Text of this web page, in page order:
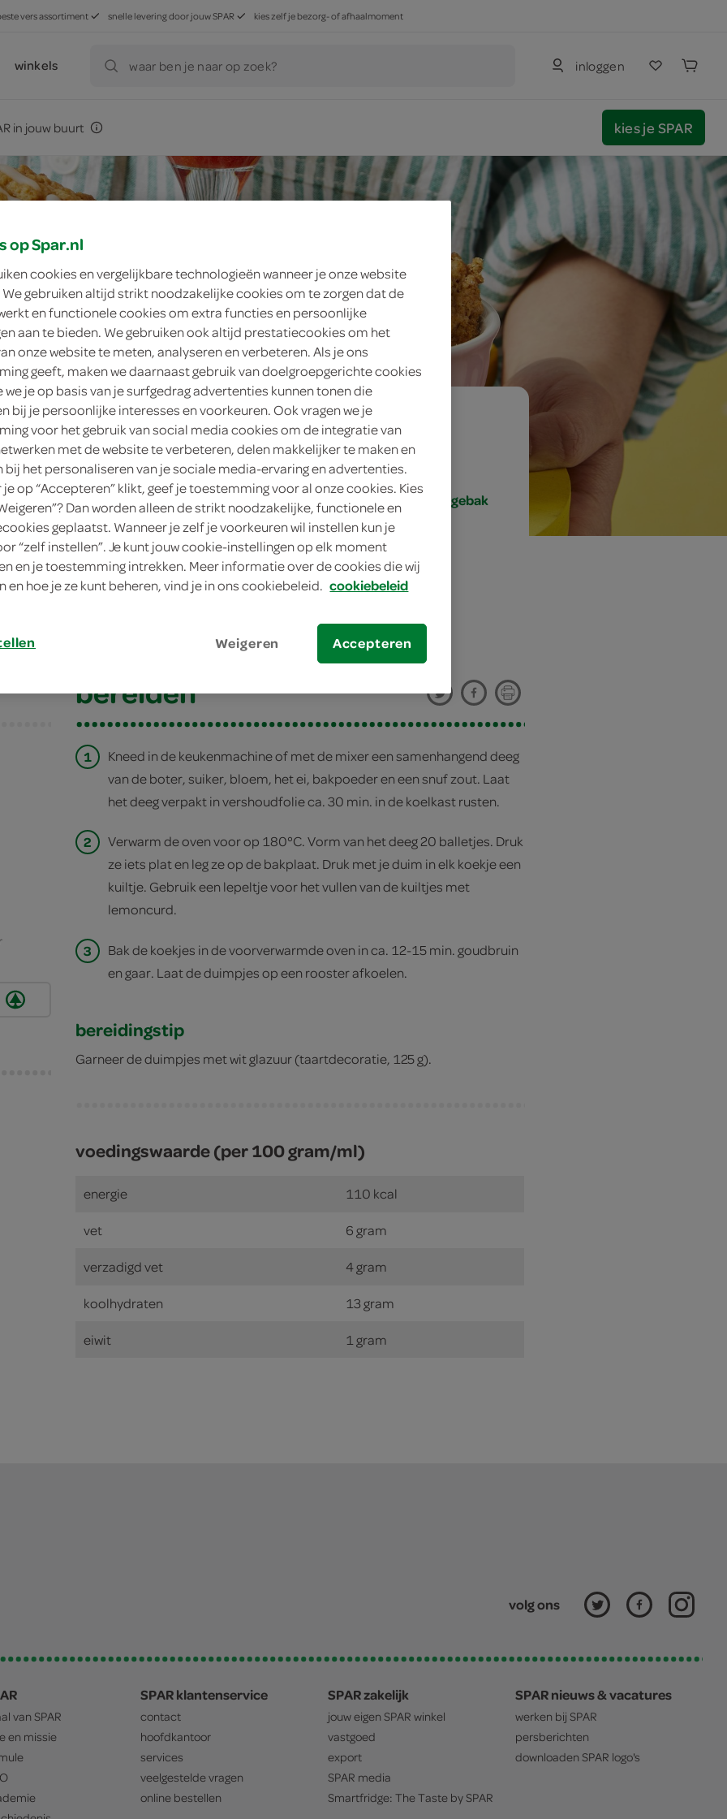
vers assortiment snelle levering door jouw SPAR kies zelf je bezorg- of afhaalmoment
winkels waar ben je naar op zoek? inloggen
in jouw buurt kies je SPAR
eenvoudig
20 min.
nagerecht, nagerecht/gebak
bereiden
1
Kneed in de keukenmachine of met de mixer een samenhangend deeg
van de boter, suiker, bloem, het ei, bakpoeder en een snuf zout. Laat
het deeg verpakt in vershoudfolie ca. 30 min. in de koelkast rusten.
2
Verwarm de oven voor op 180°C. Vorm van het deeg 20 balletjes. Druk
ze iets plat en leg ze op de bakplaat. Druk met je duim in elk koekje een
kuiltje. Gebruik een lepeltje voor het vullen van de kuiltjes met
lemoncurd.
3
Bak de koekjes in de voorverwarmde oven in ca. 12-15 min. goudbruin
en gaar. Laat de duimpjes op een rooster afkoelen.
bereidingstip
Garneer de duimpjes met wit glazuur (taartdecoratie, 125 g).
voedingswaarde (per 100 gram/ml)
energie 110 kcal
vet 6 gram
verzadigd vet 4 gram
koolhydraten 13 gram
eiwit 1 gram
volg ons
van SPAR
en missie
SPAR klantenservice
contact
hoofdkantoor
services
veelgestelde vragen
online bestellen
SPAR zakelijk
jouw eigen SPAR winkel
vastgoed
export
SPAR media
Smartfridge: The Taste bySPAR
SPAR nieuws & vacatures
werken bij SPAR
persberichten
downloaden SPAR logo's
op Spar.nl
cookies en vergelijkbare technologieën wanneer je onze website
gebruiken altijd strikt noodzakelijke cookies om te zorgen dat de
en functionele cookies om extra functies en persoonlijke
aan te bieden. We gebruiken ook altijd prestatiecookies om het
onze website te meten, analyseren en verbeteren. Als je ons
geeft, maken we daarnaast gebruik van doelgroepgerichte cookies
we je op basis van je surfgedrag advertenties kunnen tonen die
bij je persoonlijke interesses en voorkeuren. Ook vragen we je
voor het gebruik van social media cookies om de integratie van
met de website te verbeteren, delen makkelijker te maken en
bij het personaliseren van je sociale media-ervaring en advertenties.
je op “Accepteren” klikt, geef je toestemming voor al onze cookies. Kies
Dan worden alleen de strikt noodzakelijke, functionele en
geplaatst. Wanneer je zelf je voorkeuren wil instellen kun je
“zelf instellen”. Je kunt jouw cookie-instellingen op elk moment
en je toestemming intrekken. Meer informatie over de cookies die wij
en hoe je ze kunt beheren, vind je in ons cookiebeleid. cookiebeleid
Weigeren Accepteren